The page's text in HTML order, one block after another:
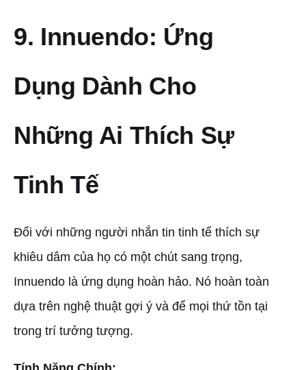
9. Innuendo: Ứng
Dụng Dành Cho
Những Ai Thích Sự
Tinh Tế
Đối với những người nhắn tin tinh tế thích sự
khiêu dâm của họ có một chút sang trọng,
Innuendo là ứng dụng hoàn hảo. Nó hoàn toàn
dựa trên nghệ thuật gợi ý và để mọi thứ tồn tại
trong trí tưởng tượng.